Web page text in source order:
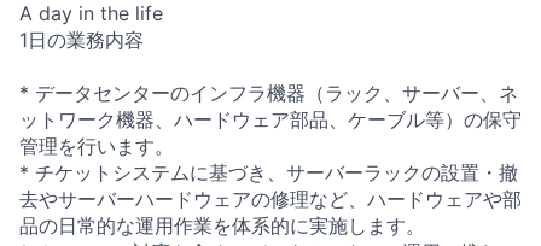
A day in the life
1日の業務内容
* データセンターのインフラ機器（ラック、サーバー、ネ
ットワーク機器、ハードウェア部品、ケーブル等）の保守
管理を行います。
* チケットシステムに基づき、サーバーラックの設置・撤
去やサーバーハードウェアの修理など、ハードウェアや部
品の日常的な運用作業を体系的に実施します。